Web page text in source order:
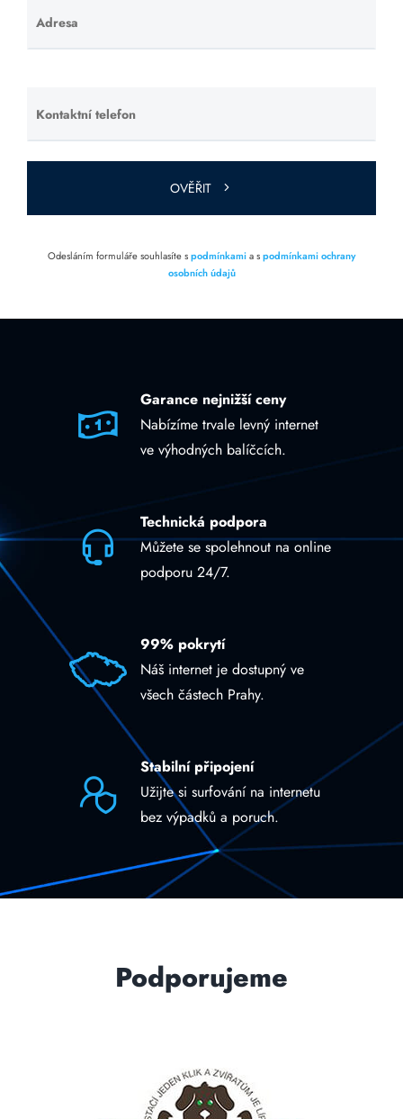
Adresa
Ponechte
toto pole
Kontaktní telefon
Ponechte
toto pole
prázdné.
OVĚŘIT
Odesláním formuláře souhlasíte spodmínkamia spodmínkami ochrany
osobních údajů
Garance nejnižší ceny
Nabízíme trvale levný internet
ve výhodných balíčcích.
Technická podpora
Můžete se spolehnout na online
podporu 24/7.
99% pokrytí
Náš internet je dostupný ve
všech částech Prahy.
Stabilní připojení
Užijte si surfování na internetu
bez výpadků a poruch.
Podporujeme